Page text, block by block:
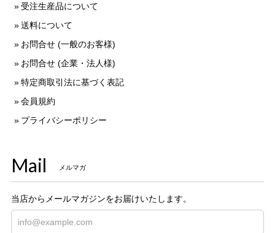
受注生産品について
送料について
お問合せ (一般のお客様)
お問合せ (企業・法人様)
特定商取引法に基づく表記
会員規約
プライバシーポリシー
Mail メルマガ
当店からメールマガジンをお届けいたします。